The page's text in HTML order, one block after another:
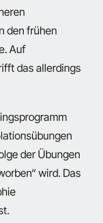
den frühen
Auf
das allerdings
der Übungen
wird. Das